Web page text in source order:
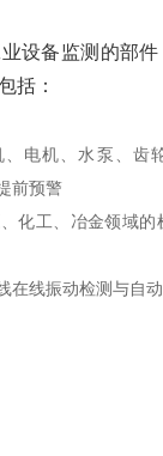
设备监测的部件
括：
电机、水泵、齿
前预警
化工、冶金领域
在线振动检测与自